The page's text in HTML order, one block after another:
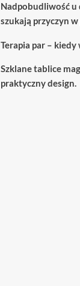
Nadpobudliwość u
szukają przyczyn
Terapia par –
Szklane tablice
praktyczny design.